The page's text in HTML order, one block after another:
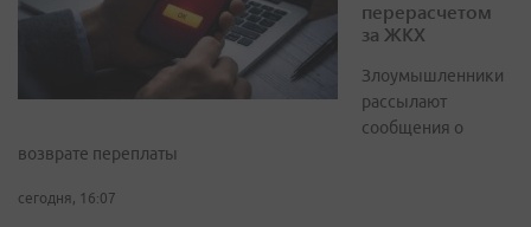
перерасчетом
за ЖКХ
Злоумышленники
рассылают
сообщения о
возврате переплаты
сегодня, 16:07